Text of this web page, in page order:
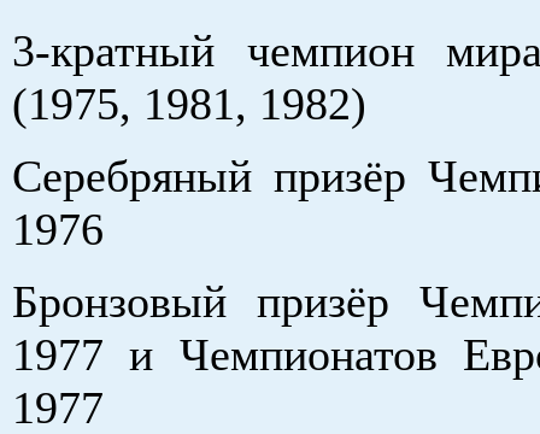
3-кратный чемпион
(1975, 1981, 1982)
Серебряный призёр
1976
Бронзовый призёр
1977 и Чемпионатов
1977